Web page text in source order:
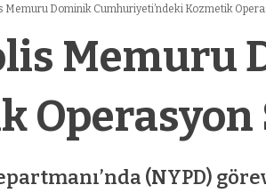
Memuru Dominik Cumhuriyeti’ndeki Kozmetik
Operasyon
(NYPD)